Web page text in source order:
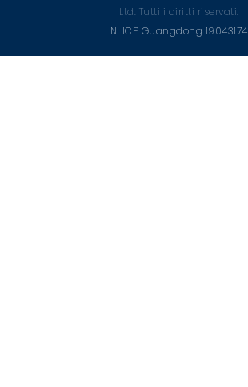
Ltd. Tutti i diritti riservati.
N. ICP Guangdong 19043174